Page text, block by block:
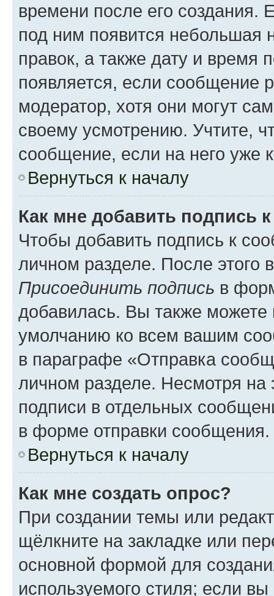
времени после его создания.
под ним появится небольшая
правок, а также дату и время
появляется, если сообщение
модератор, хотя они могут
своему усмотрению. Учтите,
сообщение, если на него уже
Вернуться к началу
Как мне добавить подпись
Чтобы добавить подпись к
личном разделе. После этого
Присоединить подпись в
добавилась. Вы также можете
умолчанию ко всем вашим
в параграфе «Отправка
личном разделе. Несмотря на
подписи в отдельных
в форме отправки сообщения.
Вернуться к началу
Как мне создать опрос?
При создании темы или
щёлкните на закладке или
основной формой для
используемого стиля; если